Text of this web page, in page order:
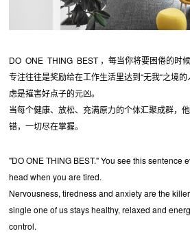
DO ONE THING BEST ，每当你将要困倦的时候
专注往往是奖励给在工作生活里达到“无我“之境
虑是摧害好点子的元凶。
当每个健康、放松、充满原力的个体汇聚成群，
错，一切尽在掌握。
"DO ONE THING BEST." You see this sentence
head when you are tired.
Nervousness, tiredness and anxiety are the
single one of us stays healthy, relaxed and
control.